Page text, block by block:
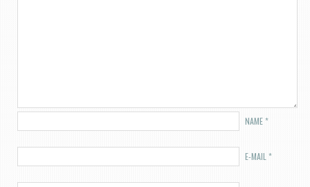
NAME*
E-MAIL *